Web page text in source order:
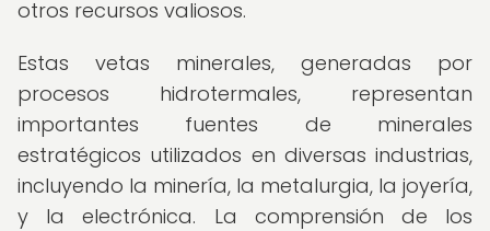
otros recursos valiosos.
Estas vetas minerales, generadas por
procesos hidrotermales, representan
importantes fuentes de minerales
estratégicos utilizados en diversas industrias,
incluyendo la minería, la metalurgia, la joyería,
y la electrónica. La comprensión de los